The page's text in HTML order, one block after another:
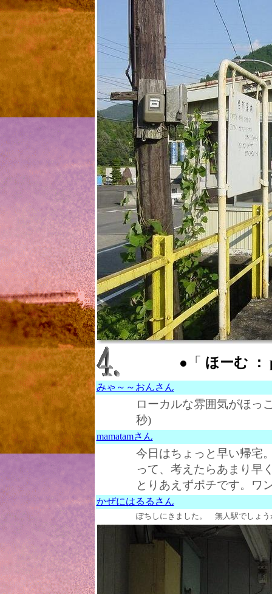
●「 ほーむ ：
みゃ～～おんさん
ローカルな雰囲気がほっ
秒)
mamatamさん
今日はちょっと早い帰宅
って、考えたらあまり早
とりあえずポチです。ワ
かぜにはるるさん
ぽちしにきました。 無人駅でしょ